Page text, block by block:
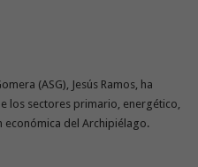
(ASG), Jesús Ramos, ha
los sectores primario, energético,
económica del Archipiélago.